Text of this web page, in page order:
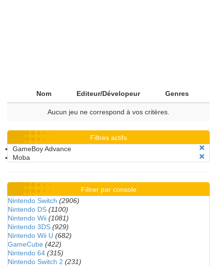
Nom Editeur/Dévelopeur Genres
Aucun jeu ne correspond à vos critères.
Filtres actifs
GameBoy Advance
Moba
Filtrer par console
Nintendo Switch (2906)
Nintendo DS (1100)
Nintendo Wii (1081)
Nintendo 3DS (929)
Nintendo Wii U (682)
GameCube (422)
Nintendo 64 (315)
Nintendo Switch 2 (231)